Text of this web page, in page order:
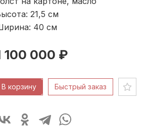
21,5 см
40 см
100 000 ₽
В корзину Быстрый заказ